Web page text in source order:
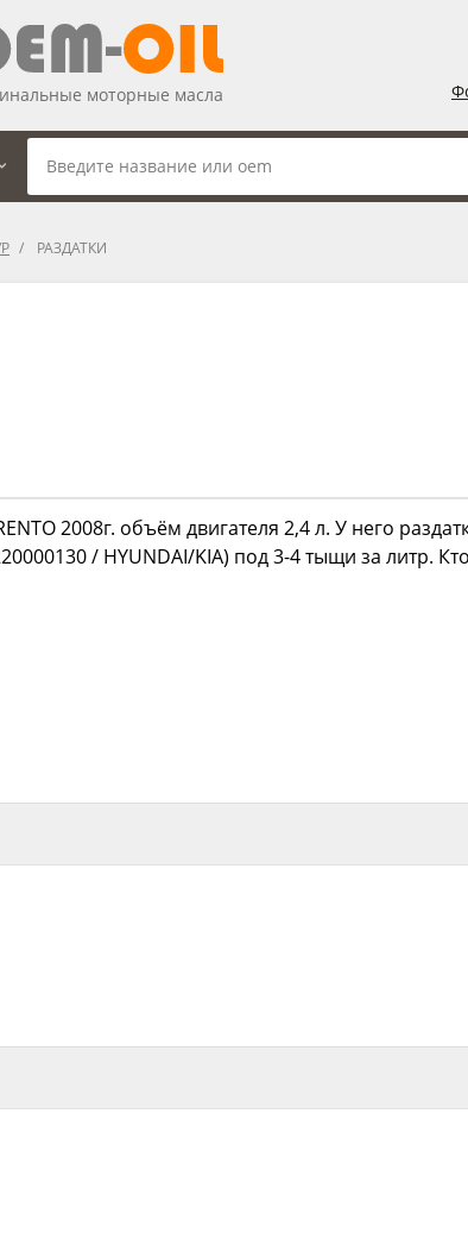
моторные масла
РАЗДАТКИ
2008г. объём двигателя 2,4 л. У него
/ HYUNDAI/KIA) под 3-4 тыщи за литр.